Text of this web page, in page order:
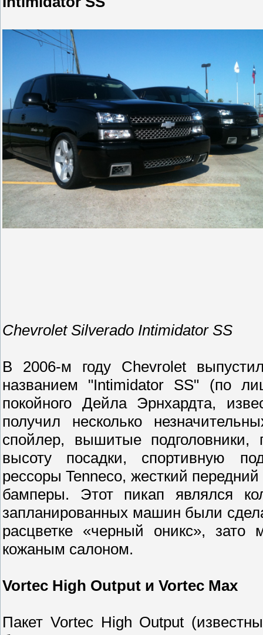
Chevrolet Silverado Intimidator SS
В 2006-м году Chevrolet
названием "Intimidator SS" (по
покойного Дейла Эрнхардта,
получил несколько
спойлер, вышитые подголовники,
высоту посадки, спортивную
рессоры Tenneco, жесткий
бамперы. Этот пикап являлся
запланированных машин были
расцветке «черный оникс»,
кожаным салоном.
Vortec High Output и Vortec Max
Пакет Vortec High Output